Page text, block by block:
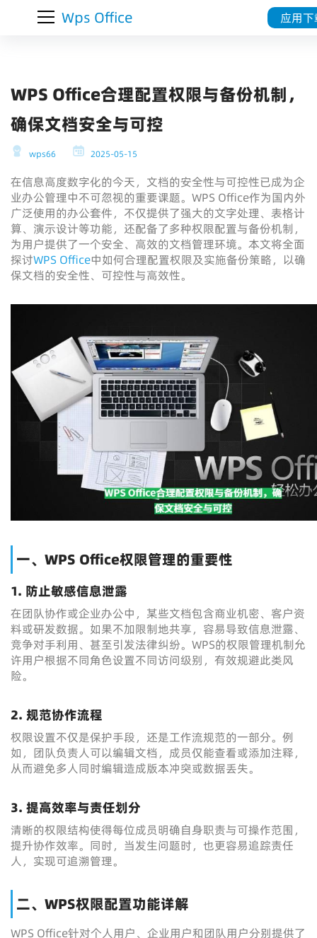
Wps Office 应用下
WPS Office合理配置权限与备份机制，
确保文档安全与可控
wps66 2025-05-15
在信息高度数字化的今天，文档的安全性与可控性已成为企
业办公管理中不可忽视的重要课题。WPS Office作为国内外
广泛使用的办公套件，不仅提供了强大的文字处理、表格计
算、演示设计等功能，还配备了多种权限配置与备份机制，
为用户提供了一个安全、高效的文档管理环境。本文将全面
探讨WPS Office中如何合理配置权限及实施备份策略，以确
保文档的安全性、可控性与高效性。
一、WPS Office权限管理的重要性
1. 防止敏感信息泄露
在团队协作或企业办公中，某些文档包含商业机密、客户资
料或研发数据。如果不加限制地共享，容易导致信息泄露、
竞争对手利用、甚至引发法律纠纷。WPS的权限管理机制允
许用户根据不同角色设置不同访问级别，有效规避此类风
险。
2. 规范协作流程
权限设置不仅是保护手段，还是工作流规范的一部分。例
如，团队负责人可以编辑文档，成员仅能查看或添加注释，
从而避免多人同时编辑造成版本冲突或数据丢失。
3. 提高效率与责任划分
清晰的权限结构使得每位成员明确自身职责与可操作范围，
提升协作效率。同时，当发生问题时，也更容易追踪责任
人，实现可追溯管理。
二、WPS权限配置功能详解
WPS Office针对个人用户、企业用户和团队用户分别提供了